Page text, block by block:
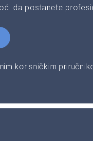
da postanete
korisničkim